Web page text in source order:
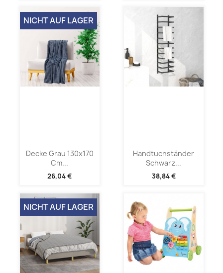
Decke Grau 130x170
Cm...
26,04 €
NICHT AUF LAGER
Handtuchständer
Schwarz...
38,84 €
NICHT AUF LAGER